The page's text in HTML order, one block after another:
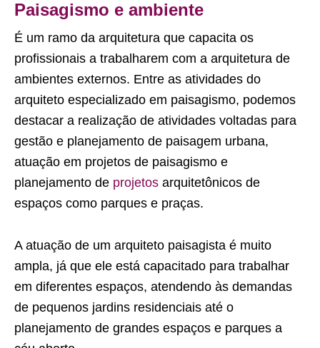
Paisagismo e ambiente
É um ramo da arquitetura que capacita os
profissionais a trabalharem com a arquitetura de
ambientes externos. Entre as atividades do
arquiteto especializado em paisagismo, podemos
destacar a realização de atividades voltadas para
gestão e planejamento de paisagem urbana,
atuação em projetos de paisagismo e
planejamento de projetos arquitetônicos de
espaços como parques e praças.
A atuação de um arquiteto paisagista é muito
ampla, já que ele está capacitado para trabalhar
em diferentes espaços, atendendo às demandas
de pequenos jardins residenciais até o
planejamento de grandes espaços e parques a